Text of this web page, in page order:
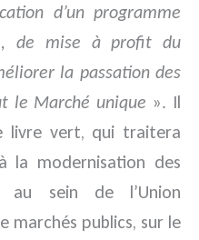
d’un programme
de mise à profit du
la passation des
le Marché unique ». Il
livre vert, qui traitera
la modernisation des
au sein de l’Union
marchés publics, sur le